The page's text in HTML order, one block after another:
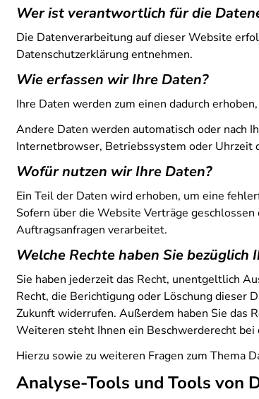
Wer ist verantwortlich für die
Die Datenverarbeitung auf dieser Website
Datenschutzerklärung entnehmen.
Wie erfassen wir Ihre Daten?
Ihre Daten werden zum einen dadurch
Andere Daten werden automatisch oder nach
Internetbrowser, Betriebssystem oder Uhrzeit
Wofür nutzen wir Ihre Daten?
Ein Teil der Daten wird erhoben, um eine
Sofern über die Website Verträge
Auftragsanfragen verarbeitet.
Welche Rechte haben Sie bezüglich
Sie haben jederzeit das Recht, unentgeltlich
Recht, die Berichtigung oder Löschung dieser
Zukunft widerrufen. Außerdem haben Sie das
Weiteren steht Ihnen ein Beschwerderecht
Hierzu sowie zu weiteren Fragen zum Thema
Analyse-Tools und Tools von